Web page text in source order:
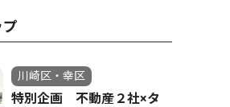
プ
川崎区・幸区
特別企画 不動産２社×タ